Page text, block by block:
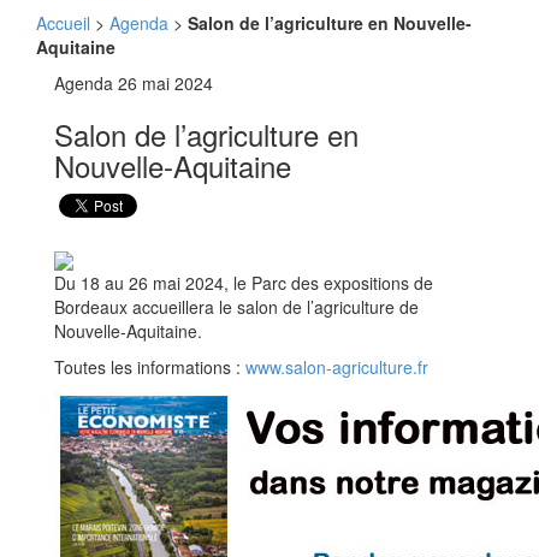
Accueil > Agenda > Salon de l’agriculture en Nouvelle-
Aquitaine
Agenda 26 mai 2024
Salon de l’agriculture en
Nouvelle-Aquitaine
Du 18 au 26 mai 2024, le Parc des expositions de
Bordeaux accueillera le salon de l’agriculture de
Nouvelle-Aquitaine.
Toutes les informations : www.salon-agriculture.fr